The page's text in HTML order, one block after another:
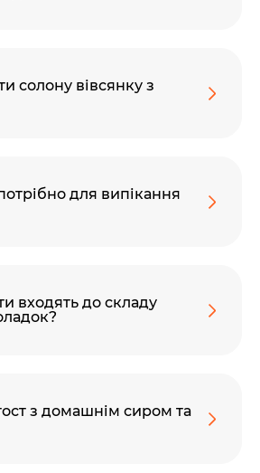
солону вівсянку з
для випікання
входять до складу
з домашнім сиром та